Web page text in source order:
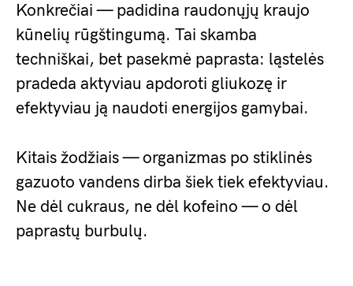
Konkrečiai — padidina raudonųjų kraujo
kūnelių rūgštingumą. Tai skamba
techniškai, bet pasekmė paprasta: ląstelės
pradeda aktyviau apdoroti gliukozę ir
efektyviau ją naudoti energijos gamybai.
Kitais žodžiais — organizmas po stiklinės
gazuoto vandens dirba šiek tiek efektyviau.
Ne dėl cukraus, ne dėl kofeino — o dėl
paprastų burbulų.